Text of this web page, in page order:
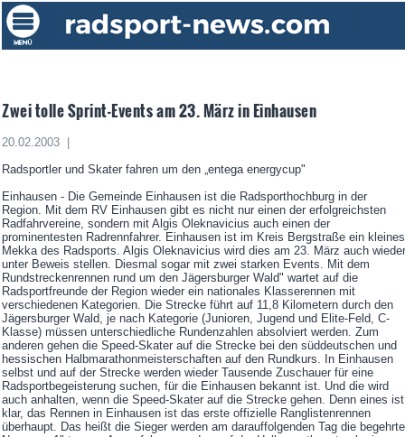
Zwei tolle Sprint-Events am 23. März in Einhausen
20.02.2003 |
Radsportler und Skater fahren um den „entega energycup"
Einhausen - Die Gemeinde Einhausen ist die Radsporthochburg in der
Region. Mit dem RV Einhausen gibt es nicht nur einen der erfolgreichsten
Radfahrvereine, sondern mit Algis Oleknavicius auch einen der
prominentesten Radrennfahrer. Einhausen ist im Kreis Bergstraße ein kleines
Mekka des Radsports. Algis Oleknavicius wird dies am 23. März auch wieder
unter Beweis stellen. Diesmal sogar mit zwei starken Events. Mit dem
Rundstreckenrennen rund um den Jägersburger Wald" wartet auf die
Radsportfreunde der Region wieder ein nationales Klasserennen mit
verschiedenen Kategorien. Die Strecke führt auf 11,8 Kilometern durch den
Jägersburger Wald, je nach Kategorie (Junioren, Jugend und Elite-Feld, C-
Klasse) müssen unterschiedliche Rundenzahlen absolviert werden. Zum
anderen gehen die Speed-Skater auf die Strecke bei den süddeutschen und
hessischen Halbmarathonmeisterschaften auf den Rundkurs. In Einhausen
selbst und auf der Strecke werden wieder Tausende Zuschauer für eine
Radsportbegeisterung suchen, für die Einhausen bekannt ist. Und die wird
auch anhalten, wenn die Speed-Skater auf die Strecke gehen. Denn eines ist
klar, das Rennen in Einhausen ist das erste offizielle Ranglistenrennen
überhaupt. Das heißt die Sieger werden am darauffolgenden Tag die begehrte